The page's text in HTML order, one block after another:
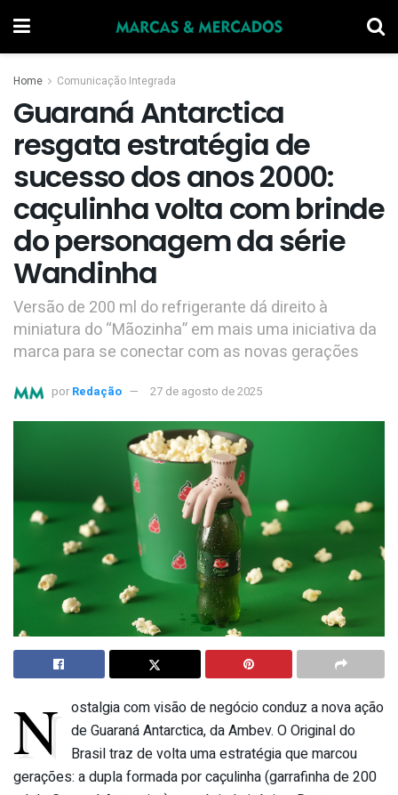
Home Comunicação Integrada
Guaraná Antarctica
resgata estratégia de
sucesso dos anos 2000:
caçulinha volta com brinde
do personagem da série
Wandinha
Versão de 200 ml do refrigerante dá direito à
miniatura do “Mãozinha” em mais uma iniciativa da
marca para se conectar com as novas gerações
por Redação 27 de agosto de 2025
N
ostalgia com visão de negócio conduz a nova ação
de Guaraná Antarctica, da Ambev. O Original do
Brasil traz de volta uma estratégia que marcou
gerações: a dupla formada por caçulinha (garrafinha de 200